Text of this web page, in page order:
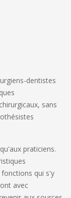
dentistes
sans
praticiens.
qui s'y
avec